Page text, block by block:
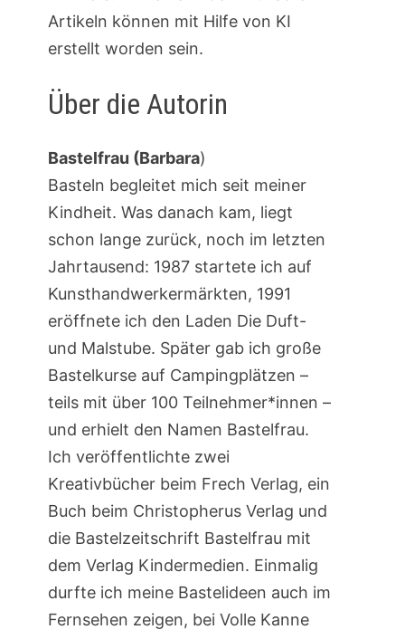
Artikeln können mit Hilfe von KI
erstellt worden sein.
Über die Autorin
Bastelfrau (Barbara)
Basteln begleitet mich seit meiner
Kindheit. Was danach kam, liegt
schon lange zurück, noch im letzten
Jahrtausend: 1987 startete ich auf
Kunsthandwerkermärkten, 1991
eröffnete ich den Laden Die Duft-
und Malstube. Später gab ich große
Bastelkurse auf Campingplätzen –
teils mit über 100 Teilnehmer*innen –
und erhielt den Namen Bastelfrau.
Ich veröffentlichte zwei
Kreativbücher beim Frech Verlag, ein
Buch beim Christopherus Verlag und
die Bastelzeitschrift Bastelfrau mit
dem Verlag Kindermedien. Einmalig
durfte ich meine Bastelideen auch im
Fernsehen zeigen, bei Volle Kanne